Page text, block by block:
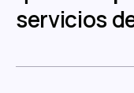
servicios